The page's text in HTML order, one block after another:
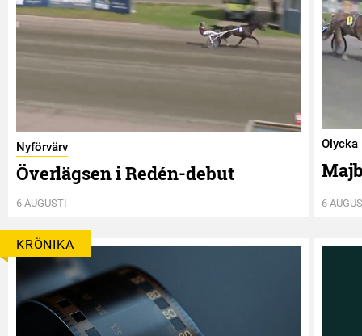
Nyförvärv
Överlägsen i Redén-debut
6 AUGUSTI
Olycka
6
KRÖNIKA